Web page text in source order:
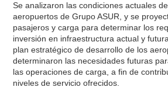
Se analizaron las condiciones actuales
aeropuertos de Grupo ASUR, y se
pasajeros y carga para determinar los
inversión en infraestructura actual y
plan estratégico de desarrollo de los
determinaron las necesidades futuras
las operaciones de carga, a fin de
niveles de servicio ofrecidos.